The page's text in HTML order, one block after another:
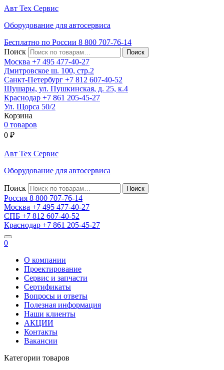
Авт Тех Сервис
Оборудование для автосервиса
Бесплатно по России 8 800 707-76-14
Поиск
Москва +7 495 477-40-27
Дмитровское ш. 100, стр.2
Санкт-Петербург +7 812 607-40-52
Шушары, ул. Пушкинская, д. 25, к.4
Краснодар +7 861 205-45-27
Ул. Щорса 50/2
Корзина
0 товаров
0 ₽
Авт Тех Сервис
Оборудование для автосервиса
Поиск
Россия 8 800 707-76-14
Москва +7 495 477-40-27
СПБ +7 812 607-40-52
Краснодар +7 861 205-45-27
0
О компании
Проектирование
Сервис и запчасти
Сертификаты
Вопросы и ответы
Полезная информация
Наши клиенты
АКЦИИ
Контакты
Вакансии
Категории товаров